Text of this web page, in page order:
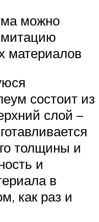
можно
материалов
состоит из
слой –
толщины и
и
в
как раз и